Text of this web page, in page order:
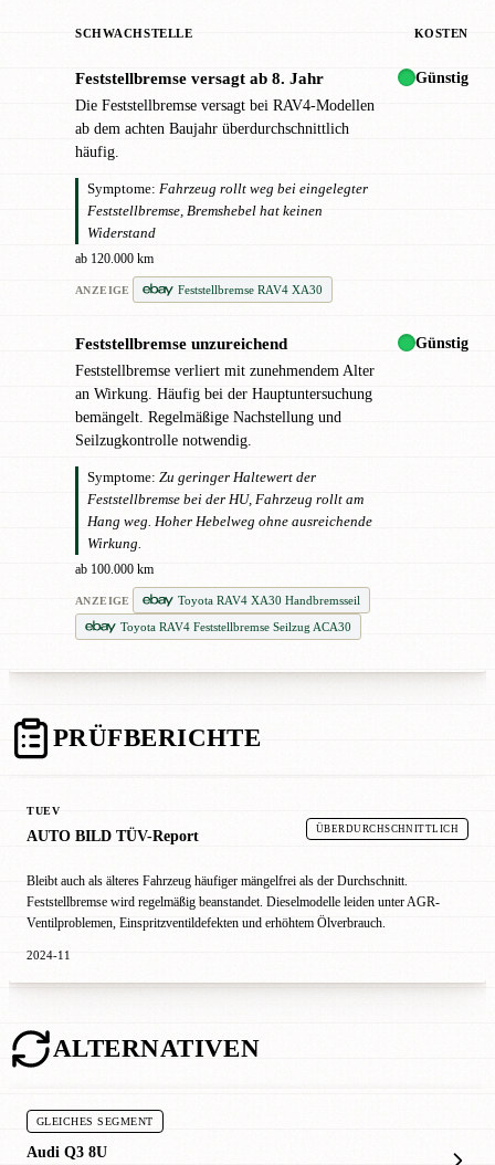
SCHWACHSTELLE KOSTEN
Feststellbremse versagt ab 8. Jahr
Die Feststellbremse versagt bei RAV4-Modellen
ab dem achten Baujahr überdurchschnittlich
häufig.
Symptome: Fahrzeug rollt weg bei eingelegter
Feststellbremse, Bremshebel hat keinen
Widerstand
ab 120.000 km
ANZEIGE Feststellbremse RAV4 XA30
Günstig
Feststellbremse unzureichend
Feststellbremse verliert mit zunehmendem Alter
an Wirkung. Häufig bei der Hauptuntersuchung
bemängelt. Regelmäßige Nachstellung und
Seilzugkontrolle notwendig.
Symptome: Zu geringer Haltewert der
Feststellbremse bei der HU, Fahrzeug rollt am
Hang weg. Hoher Hebelweg ohne ausreichende
Wirkung.
ab 100.000 km
ANZEIGE
Toyota RAV4 XA30 Handbremsseil
Toyota RAV4 Feststellbremse Seilzug ACA30
Günstig
PRÜFBERICHTE
TUEV
AUTO BILD TÜV-Report ÜBERDURCHSCHNITTLICH
Bleibt auch als älteres Fahrzeug häufiger mängelfrei als der Durchschnitt.
Feststellbremse wird regelmäßig beanstandet. Dieselmodelle leiden unter AGR-
Ventilproblemen, Einspritzventildefekten und erhöhtem Ölverbrauch.
2024-11
ALTERNATIVEN
GLEICHES SEGMENT
Audi Q3 8U